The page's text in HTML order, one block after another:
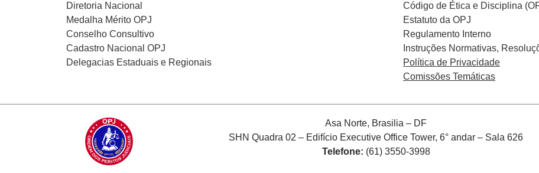
Diretoria Nacional
Medalha Mérito OPJ
Conselho Consultivo
Cadastro Nacional OPJ
Delegacias Estaduais e Regionais
Código de Ética e Disciplina
Estatuto da OPJ
Regulamento Interno
Instruções Normativas,
Política de Privacidade
Comissões Temáticas
Asa Norte, Brasilia – DF
SHN Quadra 02 – Edifício Executive Office Tower, 6° andar – Sala 626
Telefone: (61) 3550-3998